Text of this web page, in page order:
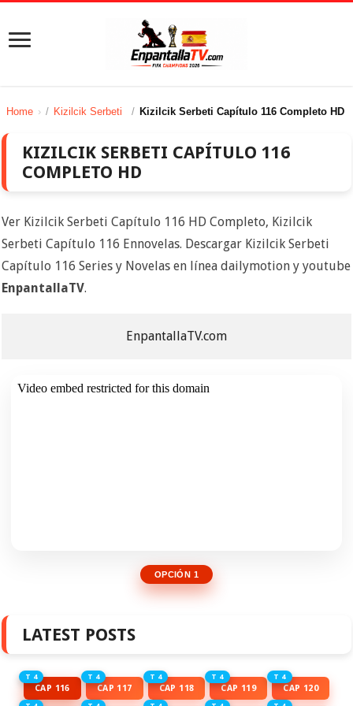
Home / Kizilcik Serbeti / Kizilcik Serbeti Capítulo 116 Completo HD
KIZILCIK SERBETI CAPÍTULO 116
COMPLETO HD
Ver Kizilcik Serbeti Capítulo 116 HD Completo, Kizilcik
Serbeti Capítulo 116 Ennovelas. Descargar Kizilcik Serbeti
Capítulo 116 Series y Novelas en línea dailymotion y youtube
EnpantallaTV.
EnpantallaTV.com
OPCIÓN 1
LATEST POSTS
T 4
CAP 116
T 4
CAP 117
T 4
CAP 118
T 4
CAP 119
T 4
CAP 120